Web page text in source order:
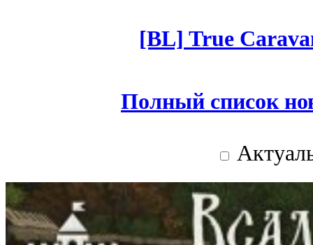
[BL] True
Полный список